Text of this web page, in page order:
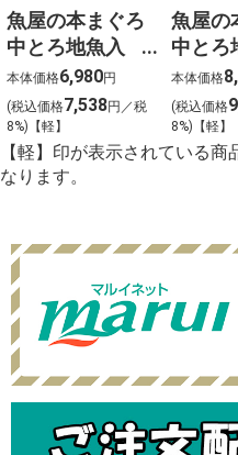
魚屋の本まぐろ
中とろ地魚入
上生寿司 宴
（うたげ）わさ
び抜き【g-2】
本体価格6,980円
(税込価格7,538円／税
8%)【軽】
魚屋の
中と
上生寿
（こと
さび抜
本体価格
(税込価格
8%)【軽】
【軽】印が表示されている
なります。